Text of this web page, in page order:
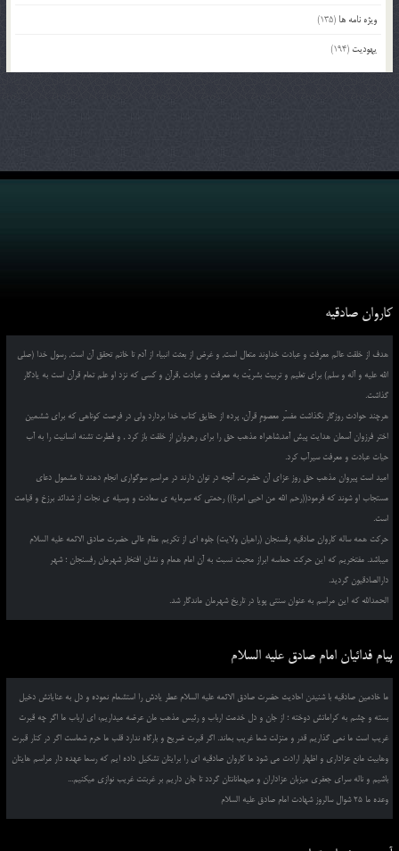
ویژه نامه ها (135)
یهودیت (194)
کاروان صادقیه
هدف از خلقت عالم معرفت و عبادت خداوند متعال است, و غرض از بعثت انبیاء از آدم تا خاتم تحقق آن است, رسول خدا (صلی
الله علیه و آله و سلم) برای تعلیم و تربیت بشریّت به معرفت و عبادت ,قرآن و کسی که نزد او علم تمام قرآن است به یادگار
گذاشت.
هرچند حوادث روزگار نگذاشت مفسّر معصومِ قرآن, پرده از حقایق کتاب خدا بردارد ولی در فرصت کوتاهی که برای ششمین
اختر فرزوان آسمان هدایت پیش آمد,شاهراه مذهب حق را برای رهروانِ از خلقت باز کرد , و فطرت تشنه انسانیت را به آب
حیات عبادت و معرفت سیرآب کرد.
امید است پیروان مذهب حق روز عزای آن حضرت, آنچه در توان دارند در مراسم سوگواری انجام دهند تا مشمول دعای
مستجاب او شوند که فرمود((رحم الله من احیی امرنا)) رحمتی که سرمایه ی سعادت و وسیله ی نجات از شدائد برزخ و قیامت
است.
حرکت همه ساله کاروان صادقیه رفسنجان (راهیان ولایت) جلوه ای از تکریم مقام عالی حضرت صادق الائمه علیه السلام
میباشد. مفتخریم که این حرکت حماسه ابراز محبت نسبت به آن امام همام و نشان افتخار شهرمان رفسنجان ؛ شهر
دارالصادقیون گردید.
الحمدالله که این مراسم به عنوان سنتی پویا در تاریخ شهرمان ماندگار شد.
پیام فدائیان امام صادق علیه السلام
ما خادمین صادقیه با شنیدن احادیث حضرت صادق الائمه علیه السلام عطر یادش را استشمام نموده و دل به عنایاتش دخیل
بسته و چشم به کراماتش دوخته ؛ از جان و دل خدمت ارباب و رئیس مذهب مان عرضه میداریم، ای ارباب ما اگر چه قبرت
غریب است ما نمی گذاریم قدر و منزلت شما غریب بماند. اگر قبرت ضریح و بارگاه ندارد قلب ما حرم شماست اگر در کنار قبرت
وهابیت مانع عزاداری و اظهار ارادت می شود ما کاروان صادقیه ای را برایتان تشکیل داده ایم که رسما عهده دار مراسم هایتان
باشیم و ناله سرای جعفری میزبان عزاداران و میهمانانتان گردد تا جان داریم بر غربتت غریب نوازی میکنیم...
وعده ما 25 شوال سالروز شهادت امام صادق علیه السلام